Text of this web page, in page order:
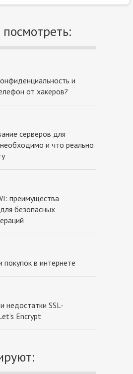
и
от хакеров?
серверов для
и что реально
преимущества
безопасных
покупок в интернете
недостатки SSL-
Encrypt